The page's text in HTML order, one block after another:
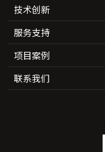
技术创新
服务支持
项目案例
联系我们